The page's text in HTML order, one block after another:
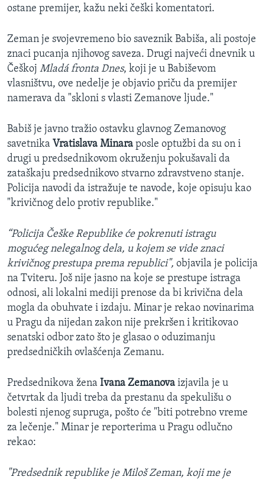
ostane premijer, kažu neki češki komentatori.
Zeman je svojevremeno bio saveznik Babiša, ali postoje
znaci pucanja njihovog saveza. Drugi najveći dnevnik u
Češkoj Mladá fronta Dnes, koji je u Babiševom
vlasništvu, ove nedelje je objavio priču da premijer
namerava da "skloni s vlasti Zemanove ljude."
Babiš je javno tražio ostavku glavnog Zemanovog
savetnika Vratislava Minara posle optužbi da su on i
drugi u predsednikovom okruženju pokušavali da
zataškaju predsednikovo stvarno zdravstveno stanje.
Policija navodi da istražuje te navode, koje opisuju kao
"krivičnog delo protiv republike."
“Policija Češke Republike će pokrenuti istragu
mogućeg nelegalnog dela, u kojem se vide znaci
krivičnog prestupa prema republici", objavila je policija
na Tviteru. Još nije jasno na koje se prestupe istraga
odnosi, ali lokalni mediji prenose da bi krivična dela
mogla da obuhvate i izdaju. Minar je rekao novinarima
u Pragu da nijedan zakon nije prekršen i kritikovao
senatski odbor zato što je glasao o oduzimanju
predsedničkih ovlašćenja Zemanu.
Predsednikova žena Ivana Zemanova izjavila je u
četvrtak da ljudi treba da prestanu da spekulišu o
bolesti njenog supruga, pošto će "biti potrebno vreme
za lečenje." Minar je reporterima u Pragu odlučno
rekao:
"Predsednik republike je Miloš Zeman, koji me je